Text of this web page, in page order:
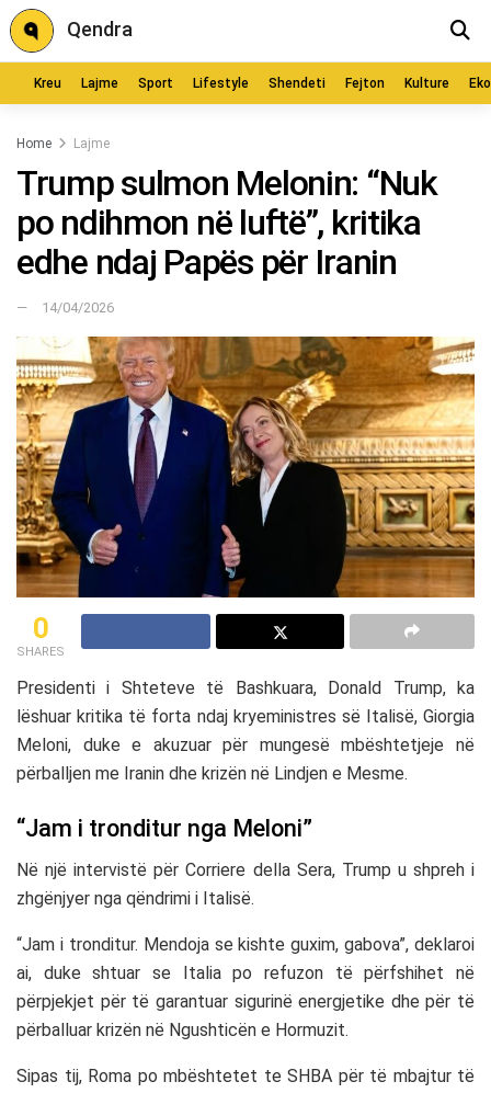
Qendra
Kreu Lajme Sport Lifestyle Shendeti Fejton Kulture
Home Lajme
Trump sulmon Melonin: “Nuk
po ndihmon në luftë”, kritika
edhe ndaj Papës për Iranin
14/04/2026
0
SHARES
Presidenti i Shteteve të Bashkuara, Donald Trump, ka
lëshuar kritika të forta ndaj kryeministres së Italisë, Giorgia
Meloni, duke e akuzuar për mungesë mbështetjeje në
përballjen me Iranin dhe krizën në Lindjen e Mesme.
“Jam i tronditur nga Meloni”
Në një intervistë përCorriere della Sera, Trump u shpreh i
zhgënjyer nga qëndrimi i Italisë.
“Jam i tronditur. Mendoja se kishte guxim, gabova”, deklaroi
ai, duke shtuar se Italia po refuzon të përfshihet në
përpjekjet për të garantuar sigurinë energjetike dhe për të
përballuar krizën në Ngushticën e Hormuzit.
Sipas tij, Roma po mbështetet te SHBA për të mbajtur të